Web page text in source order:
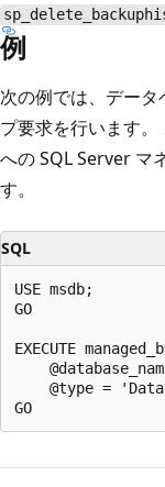
例
次の例では、データ
プ要求を行います
への SQL Server マ
す。
SQL
USE msdb;
GO
EXECUTE
@type =
み